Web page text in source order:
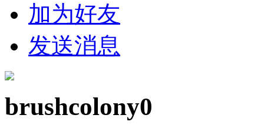
加为好友
发送消息
brushcolony0